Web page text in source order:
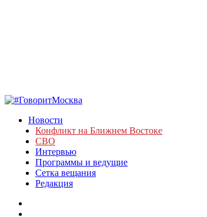
Новости
Конфликт на Ближнем Востоке
СВО
Интервью
Программы и ведущие
Сетка вещания
Редакция